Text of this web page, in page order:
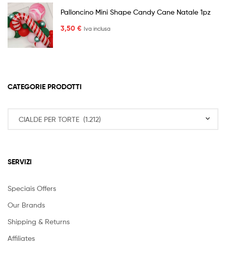
Palloncino Mini Shape Candy Cane Natale 1pz
3,50 € Iva inclusa
CATEGORIE PRODOTTI
SERVIZI
Speciais Offers
Our Brands
Shipping & Returns
Affiliates